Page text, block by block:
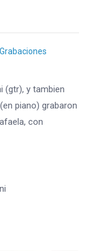
Grabaciones
(gtr), y tambien
piano) grabaron
con